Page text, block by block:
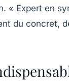
« Expert en
du concret,